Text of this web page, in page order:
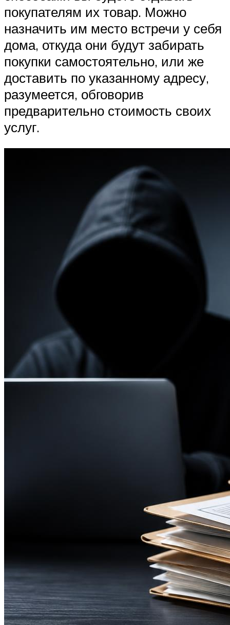
покупателям их товар. Можно
назначить им место встречи у себя
дома, откуда они будут забирать
покупки самостоятельно, или же
доставить по указанному адресу,
разумеется, обговорив
предварительно стоимость своих
услуг.